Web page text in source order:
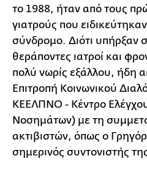
το 1988, ήταν από τους
γιατρούς που
σύνδρομο. Διότι υπήρξαν
θεράποντες ιατροί και
πολύ νωρίς εξάλλου, ήδη
Επιτροπή Κοινωνικού
ΚΕΕΛΠΝΟ - Κέντρο
Νοσημάτων) με τη
ακτιβιστών, όπως ο
σημερινός συντονιστής